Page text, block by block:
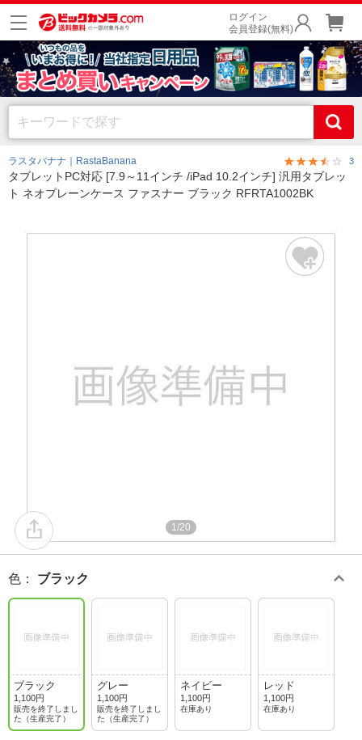
ログイン
会員登録(無料)
ラスタバナナ｜RastaBanana 3
タブレットPC対応 [7.9～11インチ /iPad 10.2インチ] 汎用タブレッ
ト ネオプレーンケース ファスナー ブラック RFRTA1002BK
1/20
色 ： ブラック
ブラック
1,100円
販売を終了しまし
た（生産完了）
グレー
1,100円
販売を終了しまし
た（生産完了）
ネイビー
1,100円
在庫あり
レッド
1,100円
在庫あり